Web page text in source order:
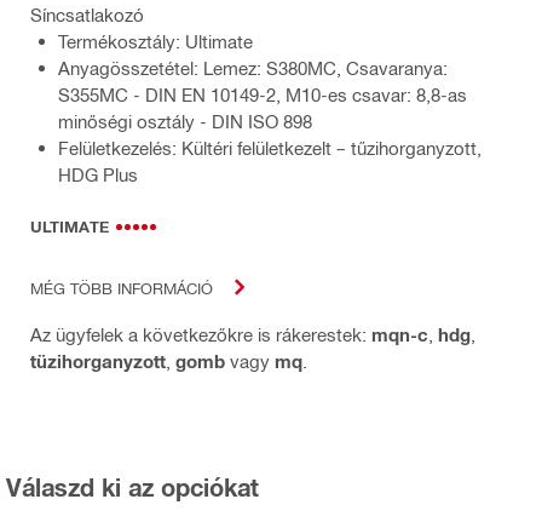
Síncsatlakozó
Termékosztály: Ultimate
Anyagösszetétel: Lemez: S380MC, Csavaranya:
S355MC - DIN EN 10149-2, M10-es csavar: 8,8-as
minőségi osztály - DIN ISO 898
Felületkezelés: Kültéri felületkezelt – tűzihorganyzott,
HDG Plus
ULTIMATE
MÉG TÖBB INFORMÁCIÓ
Az ügyfelek a következőkre is rákerestek: mqn-c hdg
tüzihorganyzott gomb vagy mq
Válaszd ki az opciókat